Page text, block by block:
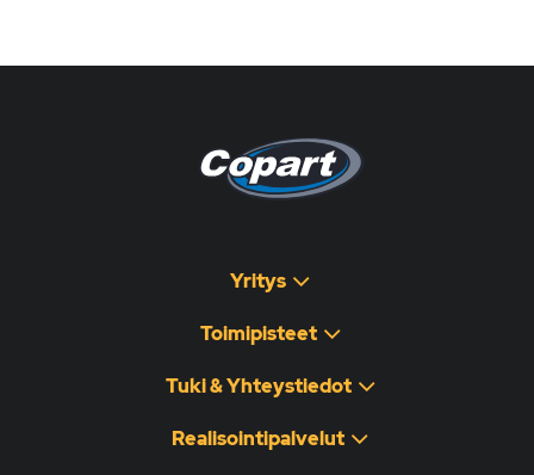
Yritys
Toimipisteet
Tuki & Yhteystiedot
Realisointipalvelut